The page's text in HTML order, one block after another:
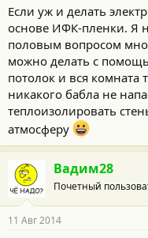
Если уж и делать
основе ИФК-пленки. Я
половым вопросом
можно делать с
потолок и вся комната
никакого бабла не
теплоизолировать
атмосферу
Вадим28
Почетный
11 Авг 2014